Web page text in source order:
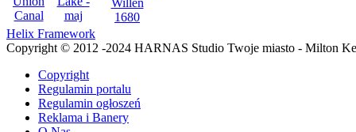
Helix Framework
Copyright © 2012 -2024 HARNAS Studio Twoje miasto - Milton
Copyright
Regulamin portalu
Regulamin ogłoszeń
Reklama i Banery